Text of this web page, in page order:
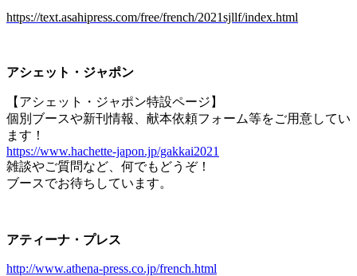
https://text.asahipress.com/free/french/2021sjllf/index.html
アシェット・ジャポン
【アシェット・ジャポン特設ページ】
個別ブースや新刊情報、献本依頼フォーム等をご用意してい
ます！
https://www.hachette-japon.jp/gakkai2021
雑談やご質問など、何でもどうぞ！
ブースでお待ちしています。
アティーナ・プレス
http://www.athena-press.co.jp/french.html